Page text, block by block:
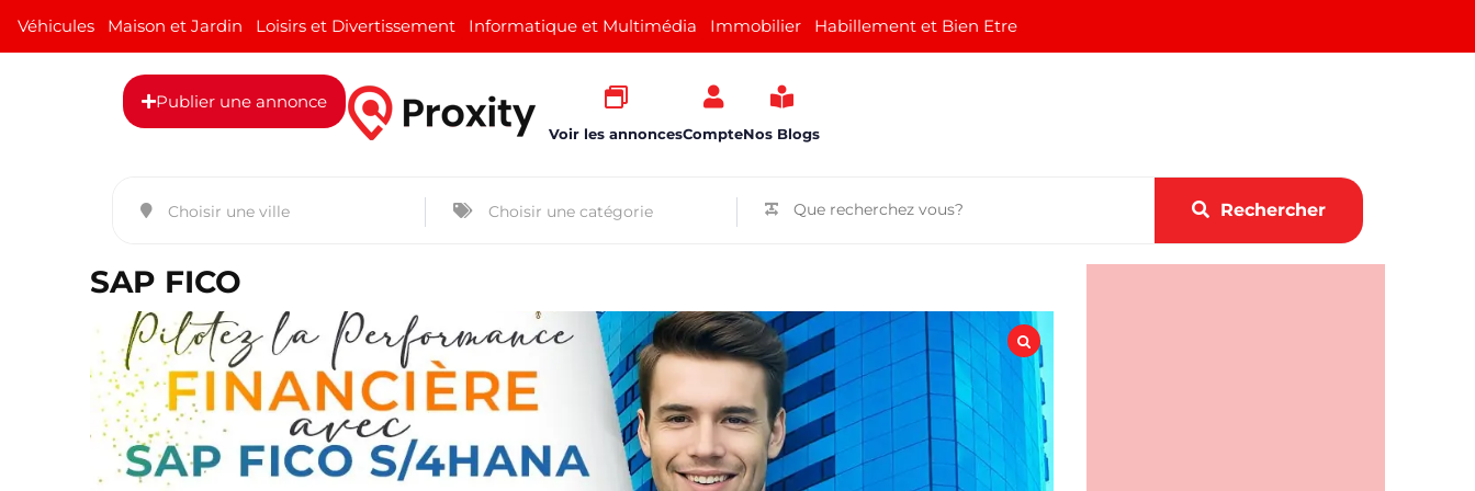
Véhicules Maison et Jardin Loisirs et Divertissement Informatique et Multimédia Immobilier Habillement et Bien Etre
Publier une annonce
Voir les annoncesCompteNos Blogs
Rechercher
SAP FICO